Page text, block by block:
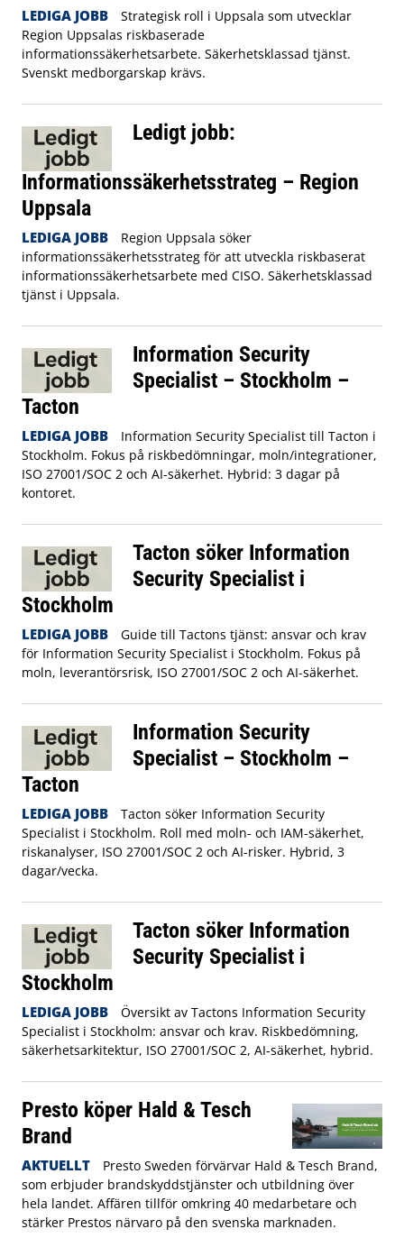
LEDIGA JOBB
Strategisk roll i Uppsala som utvecklar
Region Uppsalas riskbaserade
informationssäkerhetsarbete. Säkerhetsklassad tjänst.
Svenskt medborgarskap krävs.
Ledigt jobb:
Informationssäkerhetsstrateg – Region
Uppsala
LEDIGA JOBB
Region Uppsala söker
informationssäkerhetsstrateg för att utveckla riskbaserat
informationssäkerhetsarbete med CISO. Säkerhetsklassad
tjänst i Uppsala.
Information Security
Specialist – Stockholm –
Tacton
LEDIGA JOBB
Information Security Specialist till Tacton i
Stockholm. Fokus på riskbedömningar, moln/integrationer,
ISO 27001/SOC 2 och AI-säkerhet. Hybrid: 3 dagar på
kontoret.
Tacton söker Information
Security Specialist i
Stockholm
LEDIGA JOBB
Guide till Tactons tjänst: ansvar och krav
för Information Security Specialist i Stockholm. Fokus på
moln, leverantörsrisk, ISO 27001/SOC 2 och AI-säkerhet.
Information Security
Specialist – Stockholm –
Tacton
LEDIGA JOBB
Tacton söker Information Security
Specialist i Stockholm. Roll med moln- och IAM-säkerhet,
riskanalyser, ISO 27001/SOC 2 och AI-risker. Hybrid, 3
dagar/vecka.
Tacton söker Information
Security Specialist i
Stockholm
LEDIGA JOBB
Översikt av Tactons Information Security
Specialist i Stockholm: ansvar och krav. Riskbedömning,
säkerhetsarkitektur, ISO 27001/SOC 2, AI‑säkerhet, hybrid.
Presto köper Hald & Tesch
Brand
AKTUELLT
Presto Sweden förvärvar Hald & Tesch Brand,
som erbjuder brandskyddstjänster och utbildning över
hela landet. Affären tillför omkring 40 medarbetare och
stärker Prestos närvaro på den svenska marknaden.